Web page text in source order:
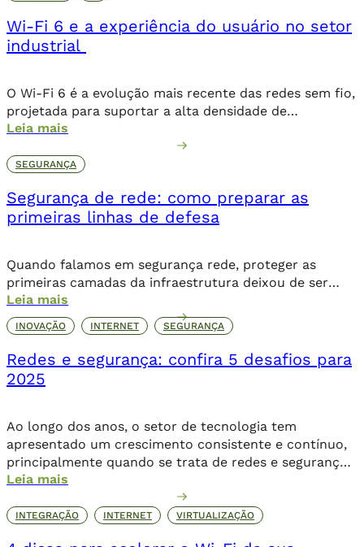
Wi-Fi 6 e a experiência do usuário no setor
industrial
O Wi-Fi 6 é a evolução mais recente das redes sem fio,
projetada para suportar a alta densidade de
dispositivos, aplicações críticas e automação que
moldam o futuro das operações corporativas e
industriais. O dilema de uma infraestrutura de rede
antigo. Problemas como latência, instabilidade e […]
Leia mais
SEGURANÇA
Segurança de rede: como preparar as
primeiras linhas de defesa
Quando falamos em segurança rede, proteger as
primeiras camadas da infraestrutura deixou de ser
apenas uma ação preventiva, é uma exigência para a
continuidade dos negócios. A crescente complexidade
das ameaças e o volume de ataques cibernéticos
revelam um alerta claro para quem lidera a TI. De
acordo com relatório da IBM (2023), o custo médio […]
Leia mais
INOVAÇÃO INTERNET SEGURANÇA
Redes e segurança: confira 5 desafios para
2025
Ao longo dos anos, o setor de tecnologia tem
apresentado um crescimento consistente e contínuo,
principalmente quando se trata de redes e segurança,
dois principais pilares da infraestrutura. Estudos
apontam que, até 2028, 91% dos líderes da área
pretendem expandir seus investimentos em TI, mais da
Leia mais
INTEGRAÇÃO INTERNET VIRTUALIZAÇÃO